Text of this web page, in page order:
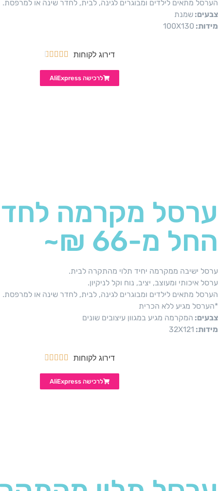
הערסל מתאים לילדים ומבוגרים לגינה, לבית, לחדר שינה או למרפסת.
צבעים: שמנת
מידות: 100X130
דירוג לקוחות 




לרכישה AliExpress
ערסל מקרמה
החל מ-66 ₪~
ערסל ישיבה ממקרמה יחיד תלוי מהתקרה לבית.
ערסל איכותי ומעוצב, יציב, נוח וקל לניקיון.
הערסל מתאים לילדים ומבוגרים לגינה, לבית, לחדר שינה או למרפסת.
*הערסל מגיע ללא הכרית
צבעים: המקרמה מגיע במגוון עיצובים שונים
מידות: 32X121
דירוג לקוחות 




לרכישה AliExpress